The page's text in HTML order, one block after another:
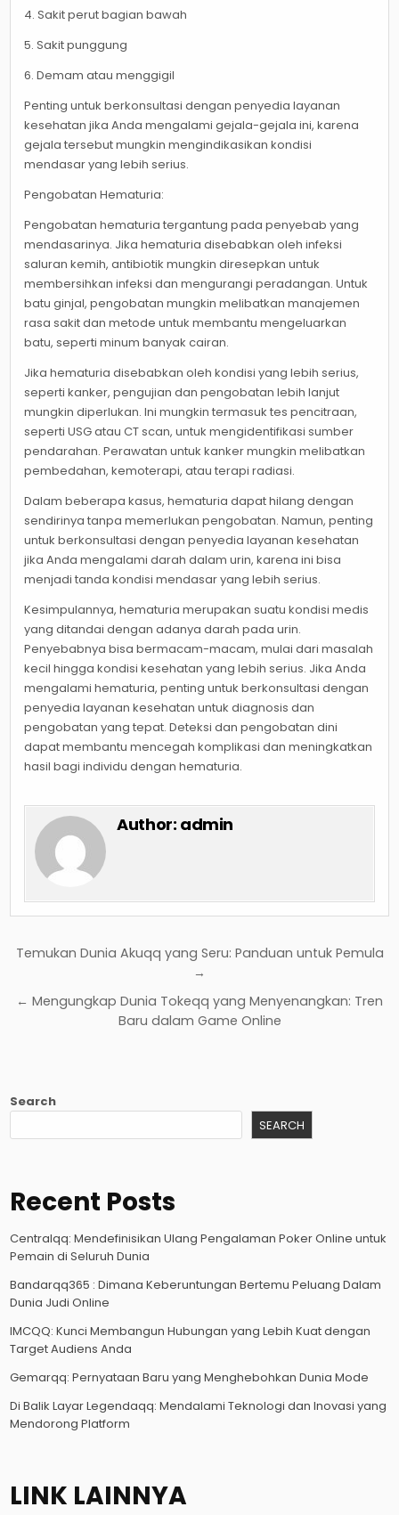
4. Sakit perut bagian bawah
5. Sakit punggung
6. Demam atau menggigil
Penting untuk berkonsultasi dengan penyedia layanan
kesehatan jika Anda mengalami gejala-gejala ini, karena
gejala tersebut mungkin mengindikasikan kondisi
mendasar yang lebih serius.
Pengobatan Hematuria:
Pengobatan hematuria tergantung pada penyebab yang
mendasarinya. Jika hematuria disebabkan oleh infeksi
saluran kemih, antibiotik mungkin diresepkan untuk
membersihkan infeksi dan mengurangi peradangan. Untuk
batu ginjal, pengobatan mungkin melibatkan manajemen
rasa sakit dan metode untuk membantu mengeluarkan
batu, seperti minum banyak cairan.
Jika hematuria disebabkan oleh kondisi yang lebih serius,
seperti kanker, pengujian dan pengobatan lebih lanjut
mungkin diperlukan. Ini mungkin termasuk tes pencitraan,
seperti USG atau CT scan, untuk mengidentifikasi sumber
pendarahan. Perawatan untuk kanker mungkin melibatkan
pembedahan, kemoterapi, atau terapi radiasi.
Dalam beberapa kasus, hematuria dapat hilang dengan
sendirinya tanpa memerlukan pengobatan. Namun, penting
untuk berkonsultasi dengan penyedia layanan kesehatan
jika Anda mengalami darah dalam urin, karena ini bisa
menjadi tanda kondisi mendasar yang lebih serius.
Kesimpulannya, hematuria merupakan suatu kondisi medis
yang ditandai dengan adanya darah pada urin.
Penyebabnya bisa bermacam-macam, mulai dari masalah
kecil hingga kondisi kesehatan yang lebih serius. Jika Anda
mengalami hematuria, penting untuk berkonsultasi dengan
penyedia layanan kesehatan untuk diagnosis dan
pengobatan yang tepat. Deteksi dan pengobatan dini
dapat membantu mencegah komplikasi dan meningkatkan
hasil bagi individu dengan hematuria.
Author: admin
Post
Temukan Dunia Akuqq ​​yang Seru: Panduan untuk Pemula
→
← Mengungkap Dunia Tokeqq yang Menyenangkan: Tren
Baru dalam Game Online
Search
SEARCH
Recent Posts
Centralqq: Mendefinisikan Ulang Pengalaman Poker Online untuk
Pemain di Seluruh Dunia
Bandarqq365 : Dimana Keberuntungan Bertemu Peluang Dalam
Dunia Judi Online
IMCQQ: Kunci Membangun Hubungan yang Lebih Kuat dengan
Target Audiens Anda
Gemarqq: Pernyataan Baru yang Menghebohkan Dunia Mode
Di Balik Layar Legendaqq: Mendalami Teknologi dan Inovasi yang
Mendorong Platform
LINK LAINNYA